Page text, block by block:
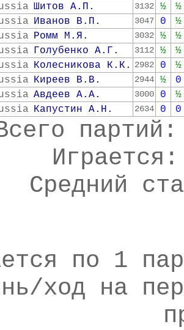
Шитов А.П. 3132 ½ ½
Иванов В.П. 3047 0 ½
Ромм М.Я. 3032 ½ ½
Голубенко А.Г. 3112 ½ ½
Колесникова К.К. 2982 0 ½
Киреев В.В. 2944 ½ 0
Авдеев А.А. 3000 0 ½
Капустин А.Н. 2634 0 0
Средний
по 1
ход на